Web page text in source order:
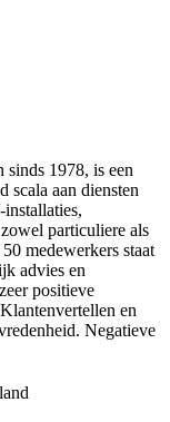
sinds 1978, is een
scala aan diensten
particuliere als
medewerkers staat
advies en
positieve
en
Negatieve